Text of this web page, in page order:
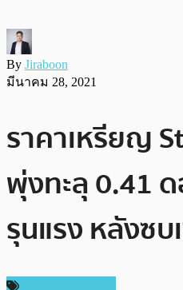
By Jiraboon
มีนาคม 28, 2021
ราคาเหรียญ
พุ่งทะลุ 0.41
รุนแรง หลังซ